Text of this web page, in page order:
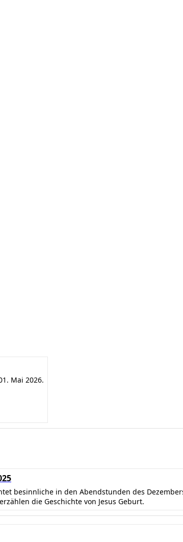
Mai 2026.
besinnliche in den Abendstunden des
die Geschichte von Jesus Geburt.